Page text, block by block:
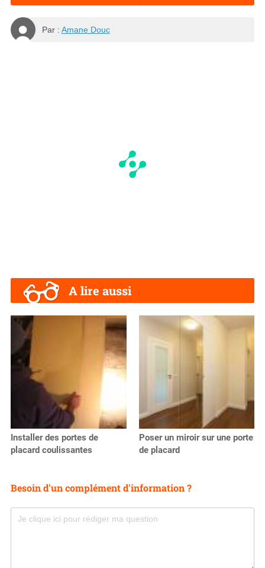
Par : Amane Douc
A lire aussi
Installer des portes de
placard coulissantes
Poser un miroir sur une porte
de placard
Besoin d'un complément d'information ?